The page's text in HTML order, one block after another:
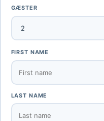
GÆSTER
FIRST NAME
LAST NAME